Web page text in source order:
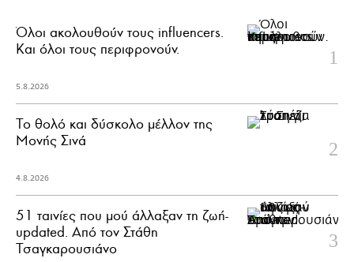
Όλοι ακολουθούν τους influencers.
Και όλοι τους περιφρονούν.
5.8.2026
Το θολό και δύσκολο μέλλον της
Μονής Σινά
4.8.2026
51 ταινίες που μού άλλαξαν τη ζωή-
updated. Aπό τον Στάθη
Τσαγκαρουσιάνο